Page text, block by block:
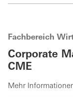
Fachbereich
Corporate
CME
Mehr